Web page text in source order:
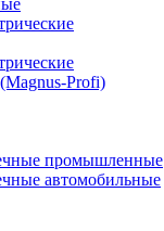
Profi)
промышленные
автомобильные